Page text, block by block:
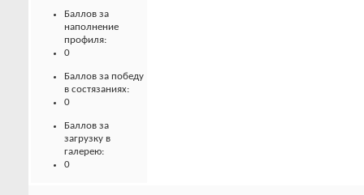
Баллов за
наполнение
профиля:
0
Баллов за победу
в состязаниях:
0
Баллов за
загрузку в
галерею:
0